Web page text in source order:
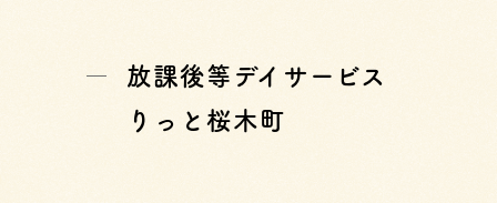
放課後等デイサービス
りっと桜木町